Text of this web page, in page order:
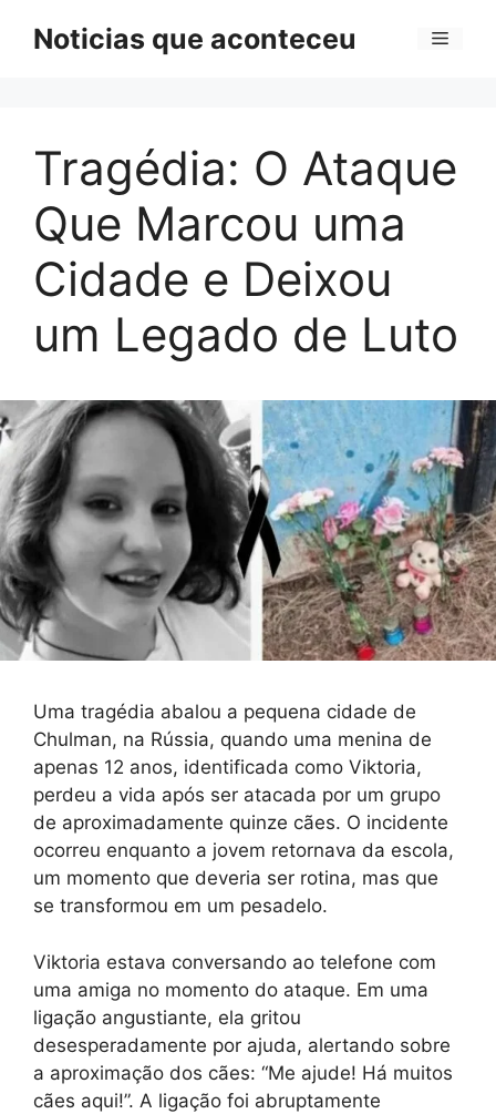
Noticias que aconteceu Menu
Tragédia: O Ataque
Que Marcou uma
Cidade e Deixou
um Legado de Luto
Uma tragédia abalou a pequena cidade de
Chulman, na Rússia, quando uma menina de
apenas 12 anos, identificada como Viktoria,
perdeu a vida após ser atacada por um grupo
de aproximadamente quinze cães. O incidente
ocorreu enquanto a jovem retornava da escola,
um momento que deveria ser rotina, mas que
se transformou em um pesadelo.
Viktoria estava conversando ao telefone com
uma amiga no momento do ataque. Em uma
ligação angustiante, ela gritou
desesperadamente por ajuda, alertando sobre
a aproximação dos cães: “Me ajude! Há muitos
cães aqui!”. A ligação foi abruptamente